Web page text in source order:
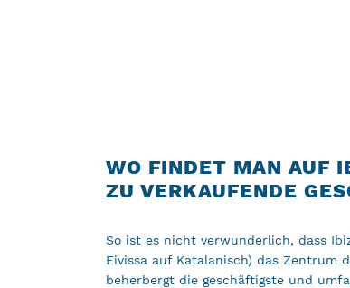
WO FINDET MAN AUF
ZU VERKAUFENDE
So ist es nicht verwunderlich, dass
Eivissa auf Katalanisch) das Zentrum
beherbergt die geschäftigste und